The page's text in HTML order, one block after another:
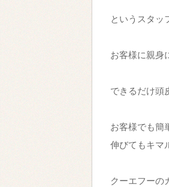
というスタッ
お客様に親身
できるだけ頭
お客様でも簡
伸びてもキマ
クーエフーの